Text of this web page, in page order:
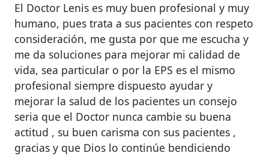
El Doctor Lenis es muy buen profesional y muy
humano, pues trata a sus pacientes con respeto
consideración, me gusta por que me escucha y
me da soluciones para mejorar mi calidad de
vida, sea particular o por la EPS es el mismo
profesional siempre dispuesto ayudar y
mejorar la salud de los pacientes un consejo
seria que el Doctor nunca cambie su buena
actitud , su buen carisma con sus pacientes ,
gracias y que Dios lo continúe bendiciendo